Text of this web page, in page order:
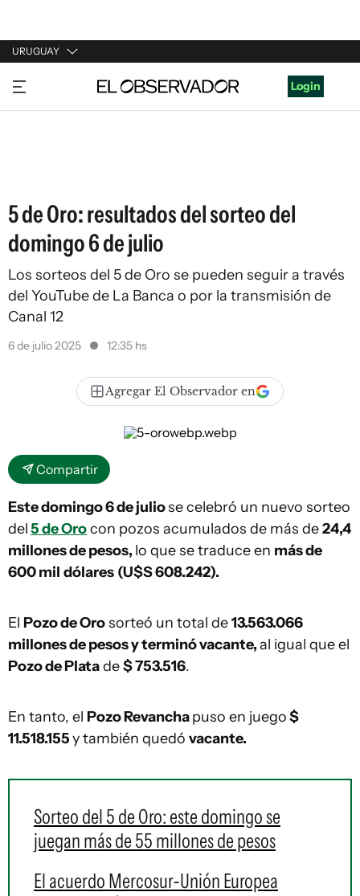
URUGUAY
URUGUAY
ARGENTINA
Login
5 de Oro: resultados del sorteo del
domingo 6 de julio
Los sorteos del 5 de Oro se pueden seguir a través
del YouTube de La Banca o por la transmisión de
Canal 12
6 de julio 2025 12:35 hs
Agregar El Observador en
Compartir
Este domingo 6 de juliose celebró un nuevo sorteo
del5 de Orocon pozos acumulados de más de24,4
millones de pesos, lo que se traduce en más de
600 mil dólares (U$S 608.242).
El Pozo de Orosorteó un total de13.563.066
millones de pesos y terminó vacante,al igual que el
Pozo de Platade$ 753.516.
En tanto, el Pozo Revanchapuso en juego$
11.518.155y también quedó vacante.
Sorteo del 5 de Oro: este domingo se
juegan más de 55 millones de pesos
El acuerdo Mercosur-Unión Europea